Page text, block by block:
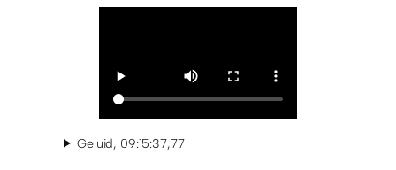
Geluid, 09:15:37,77